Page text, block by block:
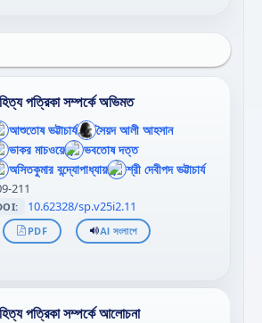
পত্রিকা সম্পর্কে অভিমত
আশুতোষ ভট্টাচার্য
';
};"
>
সৈয়দ আলী আহসান
ভাকর মাচওয়ে
';
};"
>
ভবতোষ দত্ত
অসিতকুমার বন্দ্যোপাধ্যায়
';
};" শ্রী দেবীপদ ভট্টাচার্য
211
10.62328/sp.v25i2.11
PDF AI সংলাপে
পত্রিকা সম্পর্কে আলোচনা